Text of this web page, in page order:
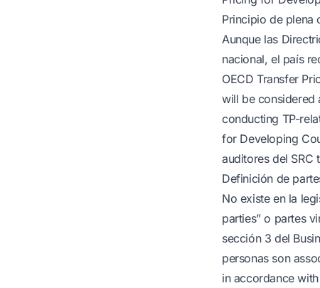
Principio de plena
Aunque las
nacional, el país
OECD Transfer
will be considered
conducting TP-
for Developing
auditores del SRC
Definición de
No existe en la
parties” o partes
sección 3 del
personas son
in accordance